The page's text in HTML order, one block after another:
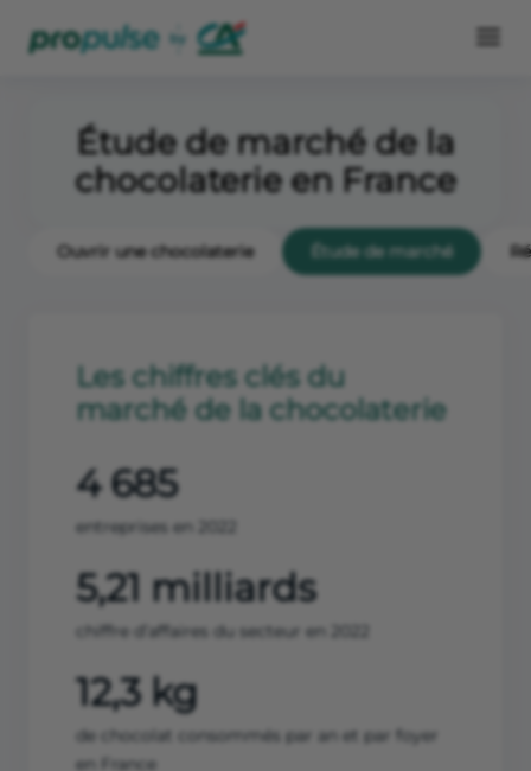
Étude de marché de la
chocolaterie en France
Ouvrir une chocolaterie Étude de marché
Les chiffres clés du
marché de la chocolaterie
4 685
entreprises en 2022
5,21 milliards
chiffre d’affaires du secteur en 2022
12,3 kg
de chocolat consommés par an et par foyer
en France